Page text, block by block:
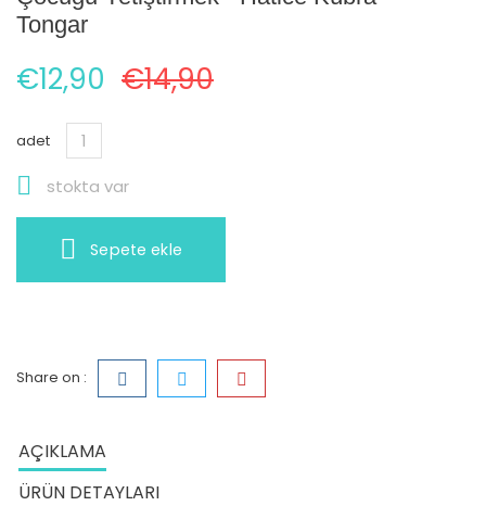
Tongar
€12,90 €14,90
adet
 stokta var
Sepete ekle
Share on :
AÇIKLAMA
ÜRÜN DETAYLARI